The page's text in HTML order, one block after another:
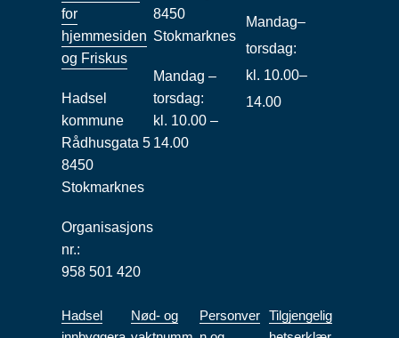
for
hjemmesiden
og Friskus
Hadsel
kommune
Rådhusgata 5
8450
Stokmarknes
Organisasjons
nr.:
958 501 420
8450
Stokmarknes
Mandag –
torsdag:
kl. 10.00 –
14.00
Mandag–
torsdag:
kl. 10.00–
14.00
Hadsel
Nød- og
Personver Tilgjengelig